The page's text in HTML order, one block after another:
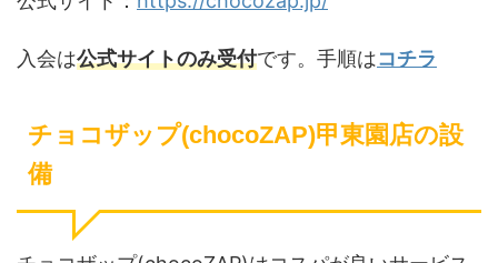
入会は公式サイトのみ受付です。手順はコチラ
チョコザップ(chocoZAP)甲東園店の設
備